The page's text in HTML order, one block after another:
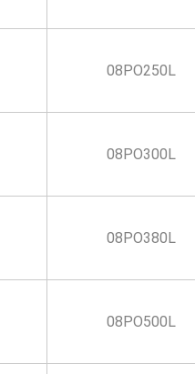
08PO250L
08PO300L
08PO380L
08PO500L